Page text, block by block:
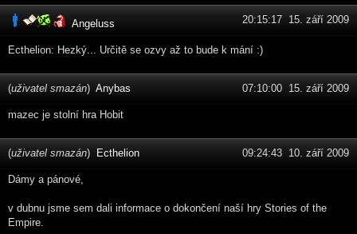
Angeluss 20:15:17 15. září 2009
Ecthelion: Hezký... Určitě se ozvy až to bude k mání :)
(uživatel smazán) Anybas 07:10:00 15. září 2009
mazec je stolní hra Hobit
(uživatel smazán) Ecthelion 09:24:43 10. září 2009
Dámy a pánové,
v dubnu jsme sem dali informace o dokončení naší hry Stories of the
Empire.